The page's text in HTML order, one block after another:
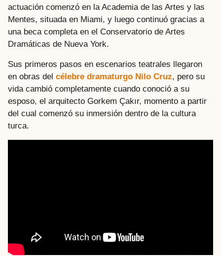
actuación comenzó en la Academia de las Artes y las
Mentes, situada en Miami, y luego continuó gracias a
una beca completa en el Conservatorio de Artes
Dramáticas de Nueva York.
Sus primeros pasos en escenarios teatrales llegaron
en obras del célebre dramaturgo Nilo Cruz, pero su
vida cambió completamente cuando conoció a su
esposo, el arquitecto Gorkem Çakır, momento a partir
del cual comenzó su inmersión dentro de la cultura
turca.